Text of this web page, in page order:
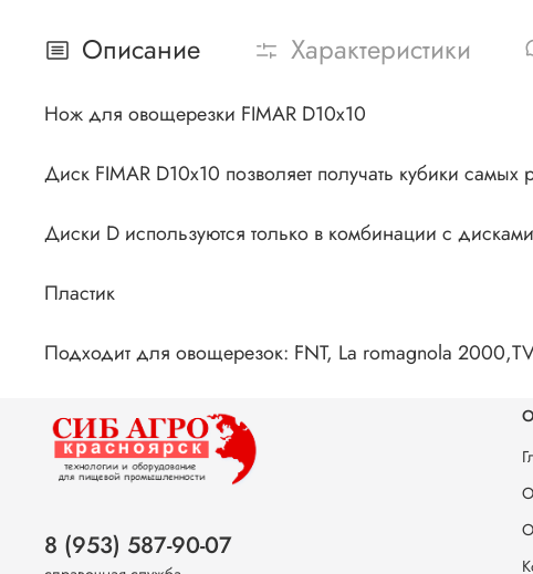
Описание Характеристики
Нож для овощерезки FIMAR D10х10
Диск FIMAR D10x10 позволяет получать кубики
Диски D используются только в комбинации с
Пластик
Подходит для овощерезок: FNT, La romagnola
8 (953) 587-90-07